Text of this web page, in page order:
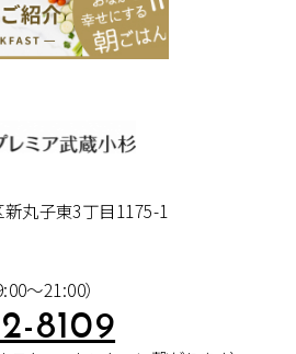
丸子東3丁目1175-1
～21:00）
8109